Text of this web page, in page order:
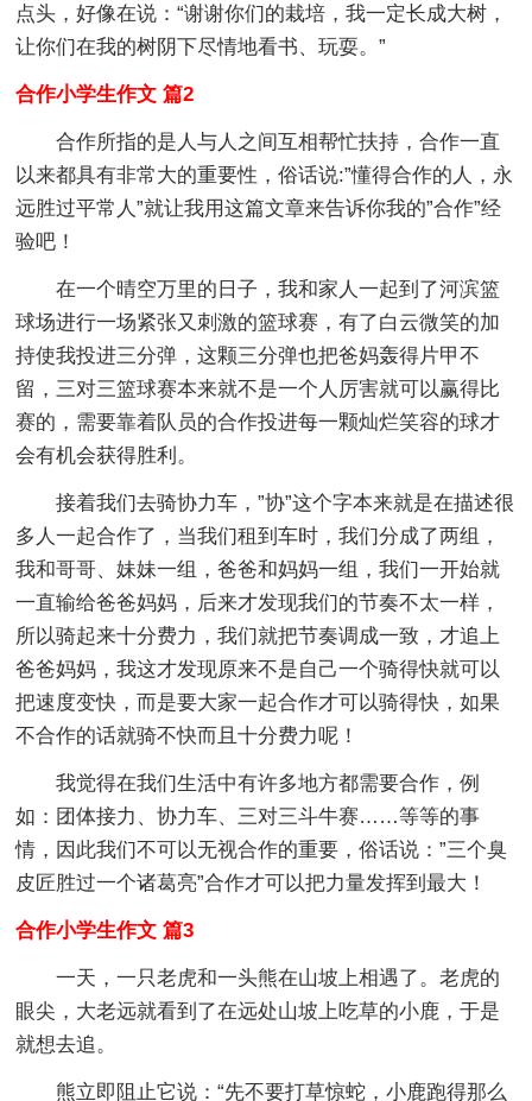
点头，好像在说：“谢谢你们的栽培，我一定长成大树，
让你们在我的树阴下尽情地看书、玩耍。”
合作小学生作文 篇2
合作所指的是人与人之间互相帮忙扶持，合作一直
以来都具有非常大的重要性，俗话说:”懂得合作的人，永
远胜过平常人”就让我用这篇文章来告诉你我的”合作”经
验吧！
在一个晴空万里的日子，我和家人一起到了河滨篮
球场进行一场紧张又刺激的篮球赛，有了白云微笑的加
持使我投进三分弹，这颗三分弹也把爸妈轰得片甲不
留，三对三篮球赛本来就不是一个人厉害就可以赢得比
赛的，需要靠着队员的合作投进每一颗灿烂笑容的球才
会有机会获得胜利。
接着我们去骑协力车，”协”这个字本来就是在描述很
多人一起合作了，当我们租到车时，我们分成了两组，
我和哥哥、妹妹一组，爸爸和妈妈一组，我们一开始就
一直输给爸爸妈妈，后来才发现我们的节奏不太一样，
所以骑起来十分费力，我们就把节奏调成一致，才追上
爸爸妈妈，我这才发现原来不是自己一个骑得快就可以
把速度变快，而是要大家一起合作才可以骑得快，如果
不合作的话就骑不快而且十分费力呢！
我觉得在我们生活中有许多地方都需要合作，例
如：团体接力、协力车、三对三斗牛赛……等等的事
情，因此我们不可以无视合作的重要，俗话说：”三个臭
皮匠胜过一个诸葛亮”合作才可以把力量发挥到最大！
合作小学生作文 篇3
一天，一只老虎和一头熊在山坡上相遇了。老虎的
眼尖，大老远就看到了在远处山坡上吃草的小鹿，于是
就想去追。
熊立即阻止它说：“先不要打草惊蛇，小鹿跑得那么